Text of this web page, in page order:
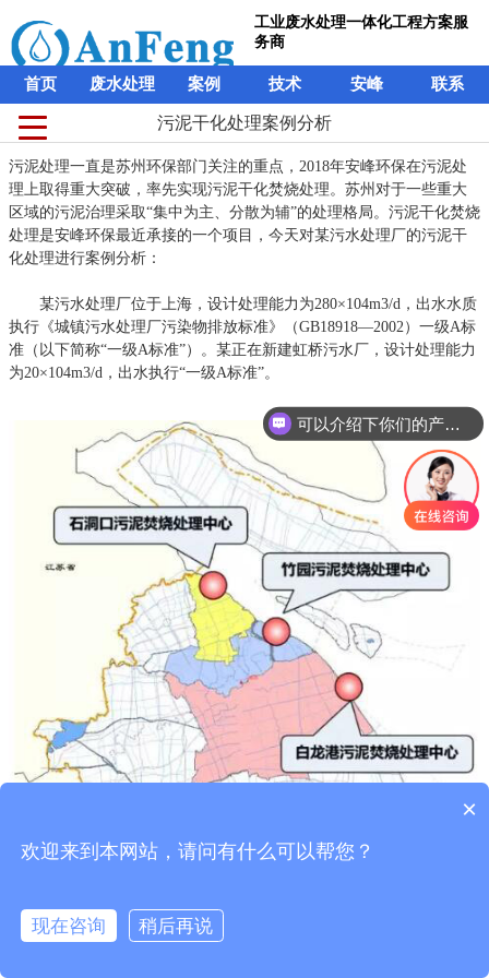
工业废水处理一体化工程方案服
务商
首页 废水处理 案例 技术 安峰 联系
污泥干化处理案例分析
污泥处理一直是苏州环保部门关注的重点，2018年安峰环保在污泥处
理上取得重大突破，率先实现污泥干化焚烧处理。苏州对于一些重大
区域的污泥治理采取“集中为主、分散为辅”的处理格局。污泥干化焚烧
处理是安峰环保最近承接的一个项目，今天对某污水处理厂的污泥干
化处理进行案例分析：
某污水处理厂位于上海，设计处理能力为280×104m3/d，出水水质
执行《城镇污水处理厂污染物排放标准》（GB18918—2002）一级A标
准（以下简称“一级A标准”）。某正在新建虹桥污水厂，设计处理能力
为20×104m3/d，出水执行“一级A标准”。
此污水厂内已建204tDS/d的厌氧消化污泥处理设施，采用污泥浓
缩、厌氧消化、脱水、干化工艺。该工程利用污泥厌氧消化产生的沼
可以介绍下你们的产品么？
×
欢迎来到本网站，请问有什么可以帮您？
现在咨询 稍后再说